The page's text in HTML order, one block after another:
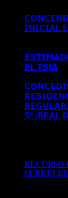
𝗜𝗡𝗜𝗖𝗜𝗔𝗟
𝗘𝗟 𝗧𝗦𝗝𝗔
𝟱ª (𝗥𝗘𝗔𝗟
𝐑𝐄𝐂𝐔𝐑𝐒𝐎